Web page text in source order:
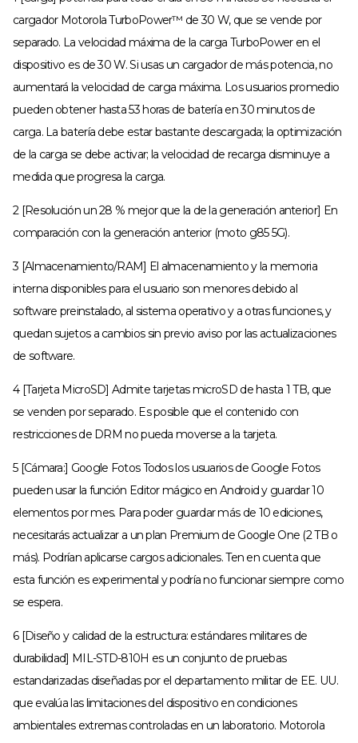
cargador Motorola TurboPower™ de 30 W, que se vende por
separado. La velocidad máxima de la carga TurboPower en el
dispositivo es de 30 W. Si usas un cargador de más potencia, no
aumentará la velocidad de carga máxima. Los usuarios promedio
pueden obtener hasta 53 horas de batería en 30 minutos de
carga. La batería debe estar bastante descargada; la optimización
de la carga se debe activar; la velocidad de recarga disminuye a
medida que progresa la carga.
2 [Resolución un 28 % mejor que la de la generación anterior] En
comparación con la generación anterior (moto g85 5G).
3 [Almacenamiento/RAM] El almacenamiento y la memoria
interna disponibles para el usuario son menores debido al
software preinstalado, al sistema operativo y a otras funciones, y
quedan sujetos a cambios sin previo aviso por las actualizaciones
de software.
4 [Tarjeta MicroSD] Admite tarjetas microSD de hasta 1 TB, que
se venden por separado. Es posible que el contenido con
restricciones de DRM no pueda moverse a la tarjeta.
5 [Cámara:] Google Fotos Todos los usuarios de Google Fotos
pueden usar la función Editor mágico en Android y guardar 10
elementos por mes. Para poder guardar más de 10 ediciones,
necesitarás actualizar a un plan Premium de Google One (2 TB o
más). Podrían aplicarse cargos adicionales. Ten en cuenta que
esta función es experimental y podría no funcionar siempre como
se espera.
6 [Diseño y calidad de la estructura: estándares militares de
durabilidad] MIL-STD-810H es un conjunto de pruebas
estandarizadas diseñadas por el departamento militar de EE. UU.
que evalúa las limitaciones del dispositivo en condiciones
ambientales extremas controladas en un laboratorio. Motorola